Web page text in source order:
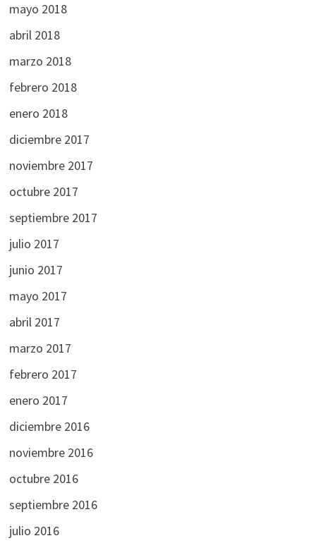
mayo 2018
abril 2018
marzo 2018
febrero 2018
enero 2018
diciembre 2017
noviembre 2017
octubre 2017
septiembre 2017
julio 2017
junio 2017
mayo 2017
abril 2017
marzo 2017
febrero 2017
enero 2017
diciembre 2016
noviembre 2016
octubre 2016
septiembre 2016
julio 2016